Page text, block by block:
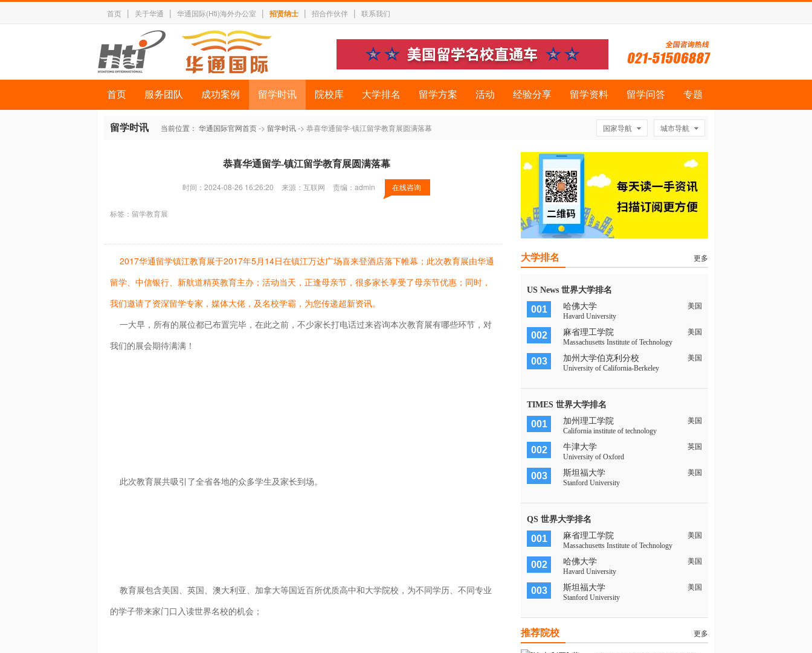
首页 | 关于华通 | 华通国际(Hti)海外办公室 | 招贤纳士 | 招合作伙伴 | 联系我们
首页 服务团队 成功案例 留学时讯 院校库 大学排名 留学方案 活动 经验分享 留学资料 留学问答 专题
留学时讯 国家导航 城市导航
当前位置： 华通国际官网首页-> 留学时讯-> 恭喜华通留学-镇江留学教育展圆满落幕
恭喜华通留学-镇江留学教育展圆满落幕
时间：2024-08-26 16:26:20 来源：互联网 责编：admin 在线咨询
标签： 留学教育展
2017华通留学镇江教育展于2017年5月14日在镇江万达广场喜来登酒店落下帷幕；此次教育展由华通
留学、中信银行、新航道精英教育主办；活动当天，正逢母亲节，很多家长享受了母亲节优惠；同时，
我们邀请了资深留学专家，媒体大佬，及名校学霸，为您传递超新资讯。
一大早，所有的展位都已布置完毕，在此之前，不少家长打电话过来咨询本次教育展有哪些环节，对
我们的展会期待满满！
此次教育展共吸引了全省各地的众多学生及家长到场。
教育展包含美国、英国、澳大利亚、加拿大等国近百所优质高中和大学院校，为不同学历、不同专业
的学子带来家门口入读世界名校的机会；
大学排名 更多
US News 世界大学排名
001 哈佛大学
美国
Havard University
002 麻省理工学院
美国
Massachusetts Institute of Technology
003 加州大学伯克利分校
美国
University of California-Berkeley
TIMES 世界大学排名
001 加州理工学院
美国
California institute of technology
002 牛津大学
英国
University of Oxford
003 斯坦福大学
美国
Stanford University
QS 世界大学排名
001 麻省理工学院
美国
Massachusetts Institute of Technology
002 哈佛大学
美国
Havard University
003 斯坦福大学
美国
Stanford University
推荐院校 更多